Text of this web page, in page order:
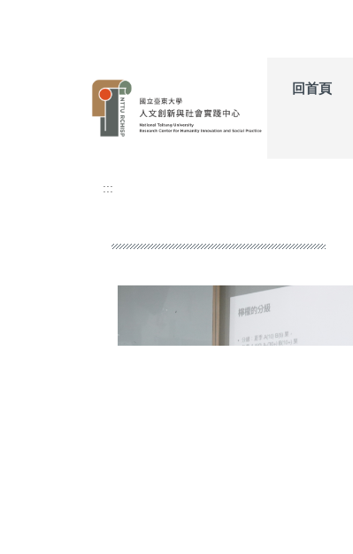
回首頁
:::